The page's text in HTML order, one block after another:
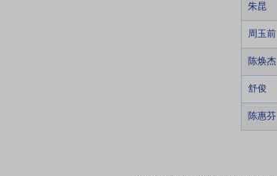
朱昆
周玉前
陈焕杰
舒俊
陈惠芬